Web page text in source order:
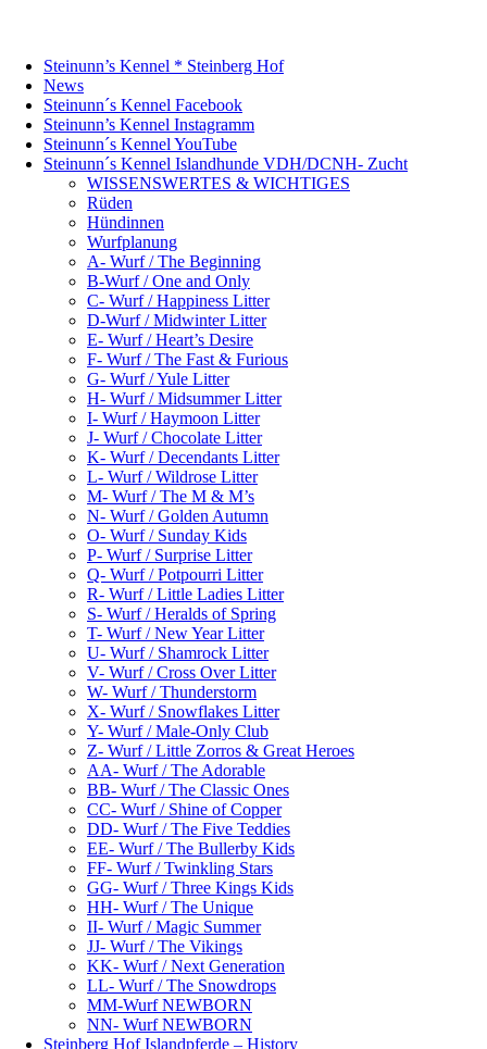
Steinunn’s Kennel * Steinberg Hof
News
Steinunn´s Kennel Facebook
Steinunn’s Kennel Instagramm
Steinunn´s Kennel YouTube
Steinunn´s Kennel Islandhunde VDH/DCNH- Zucht
WISSENSWERTES & WICHTIGES
Rüden
Hündinnen
Wurfplanung
A- Wurf / The Beginning
B-Wurf / One and Only
C- Wurf / Happiness Litter
D-Wurf / Midwinter Litter
E- Wurf / Heart’s Desire
F- Wurf / The Fast & Furious
G- Wurf / Yule Litter
H- Wurf / Midsummer Litter
I- Wurf / Haymoon Litter
J- Wurf / Chocolate Litter
K- Wurf / Decendants Litter
L- Wurf / Wildrose Litter
M- Wurf / The M & M’s
N- Wurf / Golden Autumn
O- Wurf / Sunday Kids
P- Wurf / Surprise Litter
Q- Wurf / Potpourri Litter
R- Wurf / Little Ladies Litter
S- Wurf / Heralds of Spring
T- Wurf / New Year Litter
U- Wurf / Shamrock Litter
V- Wurf / Cross Over Litter
W- Wurf / Thunderstorm
X- Wurf / Snowflakes Litter
Y- Wurf / Male-Only Club
Z- Wurf / Little Zorros & Great Heroes
AA- Wurf / The Adorable
BB- Wurf / The Classic Ones
CC- Wurf / Shine of Copper
DD- Wurf / The Five Teddies
EE- Wurf / The Bullerby Kids
FF- Wurf / Twinkling Stars
GG- Wurf / Three Kings Kids
HH- Wurf / The Unique
II- Wurf / Magic Summer
JJ- Wurf / The Vikings
KK- Wurf / Next Generation
LL- Wurf / The Snowdrops
MM-Wurf NEWBORN
NN- Wurf NEWBORN
Steinberg Hof Islandpferde – History